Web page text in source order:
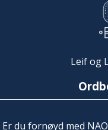
Leif og
Er du fornøyd med